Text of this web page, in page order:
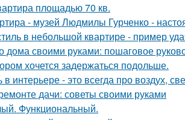
площадью 70 кв.
- музей Людмилы Гурченко -
в небольшой квартире - пример
дома своими руками: пошаговое
хочется задержаться подольше.
интерьере - это всегда про воздух,
дачи: советы своими руками
Функциональный.